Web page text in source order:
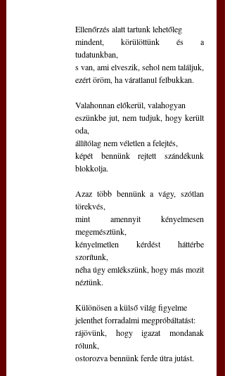
Ellenőrzés alatt tartunk lehetőleg
mindent, körülöttünk és a
tudatunkban,
s van, ami elveszik, sehol nem találjuk,
ezért öröm, ha váratlanul felbukkan.
Valahonnan előkerül, valahogyan
eszünkbe jut, nem tudjuk, hogy került
oda,
állítólag nem véletlen a felejtés,
képét bennünk rejtett szándékunk
blokkolja.
Azaz több bennünk a vágy, szótlan
törekvés,
mint amennyit kényelmesen
megemésztünk,
kényelmetlen kérdést háttérbe
szorítunk,
néha úgy emlékszünk, hogy más mozit
néztünk.
Különösen a külső világ figyelme
jelenthet forradalmi megpróbáltatást:
rájövünk, hogy igazat mondanak
rólunk,
ostorozva bennünk ferde útra jutást.